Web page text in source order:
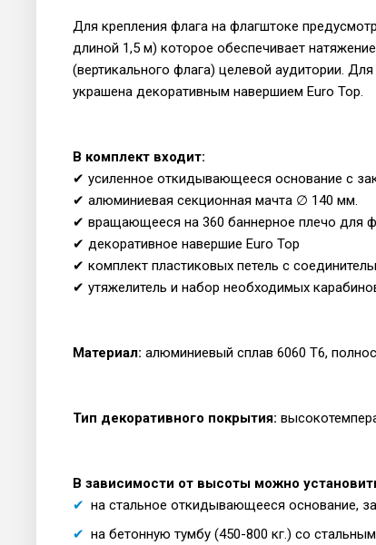
Для крепления флага на флагштоке
длиной 1,5 м) которое обеспечивает
(вертикального флага) целевой аудитории.
украшена декоративным навершием Euro Top.
В комплект входит:
✔ усиленное откидывающееся основание с
✔ алюминиевая секционная мачта ∅ 140 мм.
✔ вращающееся на 360 баннерное плечо для
✔ декоративное навершие Euro Top
✔ комплект пластиковых петель с
✔ утяжелитель и набор необходимых
Материал: алюминиевый сплав 6060 T6,
Тип декоративного покрытия:
В зависимости от высоты можно
на стальное откидывающееся основание,
на бетонную тумбу (450-800 кг.) со